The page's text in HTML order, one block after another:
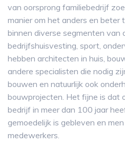
van oorsprong familiebedrijf
manier om het anders en beter
binnen diverse segmenten van
bedrijfshuisvesting, sport,
hebben architecten in huis,
andere specialisten die nodig
bouwen en natuurlijk ook
bouwprojecten. Het fijne is dat
bedrijf in meer dan 100 jaar
gemoedelijk is gebleven en
medewerkers.